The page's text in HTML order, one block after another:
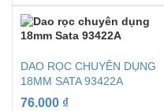
DAO RỌC CHUYÊN DỤNG
18MM SATA 93422A
76.000 ₫